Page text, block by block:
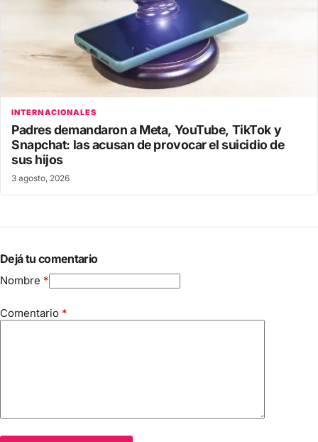
INTERNACIONALES
Padres demandaron a Meta, YouTube, TikTok y
Snapchat: las acusan de provocar el suicidio de
sus hijos
3 agosto, 2026
Dejá tu comentario
Nombre *
Comentario *